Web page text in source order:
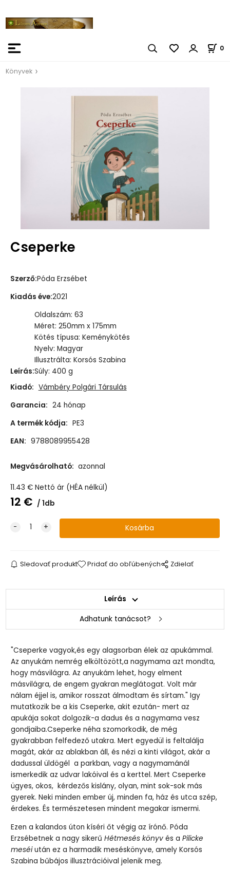
0
Könyvek
Cseperke
Szerző:Póda Erzsébet
Kiadás éve:2021
Leírás:
Oldalszám: 63
Méret: 250mm x 175mm
Kötés típusa: Keménykötés
Nyelv: Magyar
Illusztrálta: Korsós Szabina
Súly: 400 g
Kiadó: Vámbéry Polgári Társulás
Garancia: 24 hónap
A termék kódja: PE3
EAN: 9788089955428
Megvásárolható: azonnal
11.43 € Nettó ár (HÉA nélkül)
12 € 1db
Sledovať produkt Pridať do obľúbených Zdielať
Leírás
Adhatunk tanácsot?
"Cseperke vagyok,és egy alagsorban élek az apukámmal.
Az anyukám nemrég elköltözött,a nagymama azt mondta,
hogy másvilágra. Az anyukám lehet, hogy elment
másvilágra, de engem gyakran meglátogat. Volt már
nálam éjjel is, amikor rosszat álmodtam és sírtam." Igy
mutatkozik be a kis Cseperke, akit ezután- mert az
apukája sokat dolgozik-a dadus és a nagymama vesz
gondjaiba.Cseperke néha szomorkodik, de még
gyakrabban felfedező utakra. Mert egyedül is feltalálja
magát, akár az ablakban áll, és nézi a kinti világot, akár a
dadussal üldögél a parkban, vagy a nagymamánál
ismerkedik az udvar lakóival és a kerttel. Mert Cseperke
ügyes, okos, kérdezős kislány, olyan, mint sok-sok más
gyerek. Neki minden ember új, minden fa, ház és utca szép,
érdekes. És természetesen mindent megakar ismermi.
Ezen a kalandos úton kíséri őt végig az írónő. Póda
Erzsébetnek a nagy sikerűHétmesés könyv és aPilicke
meséiután ez a harmadik meséskönyve, amely Korsós
Szabina bűbájos illusztrációival jelenik meg.